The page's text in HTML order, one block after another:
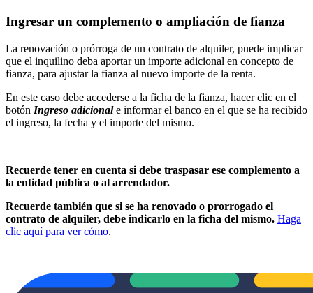
Ingresar un complemento o ampliación de fianza
La renovación o prórroga de un contrato de alquiler, puede implicar
que el inquilino deba aportar un importe adicional en concepto de
fianza, para ajustar la fianza al nuevo importe de la renta.
En este caso debe accederse a la ficha de la fianza, hacer clic en el
botón Ingreso adicionale informar el banco en el que se ha recibido
el ingreso, la fecha y el importe del mismo.
Recuerde tener en cuenta si debe traspasar ese complemento a
la entidad pública o al arrendador.
Recuerde también que si se ha renovado o prorrogado el
contrato de alquiler, debe indicarlo en la ficha del mismo. Haga
clic aquí para ver cómo.